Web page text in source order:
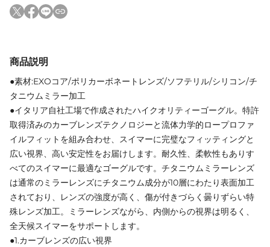
商品説明
●素材:EXOコア/ポリカーボネートレンズ/ソフテリル/シリコン/チ
タニウムミラー加工
●イタリア自社工場で作成されたハイクオリティーゴーグル。特許
取得済みのカーブレンズテクノロジーと流体力学的ロープロファ
イルフィットを組み合わせ、スイマーに完璧なフィッティングと
広い視界、高い安定性をお届けします。耐久性、柔軟性もありす
べてのスイマーに最適なゴーグルです。チタニウムミラーレンズ
は通常のミラーレンズにチタニウム成分が10層にわたり表面加工
されており、レンズの強度が高く、傷が付きづらく曇りずらい特
殊レンズ加工。ミラーレンズながら、内側からの視界は明るく、
全天候スイマーをサポートします。
●1.カーブレンズの広い視界